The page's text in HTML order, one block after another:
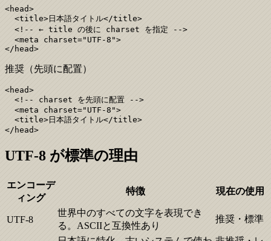
<head>
  <title>日本語タイトル</title>
  <!-- ← title の後に charset を指定 -->
  <meta charset="UTF-8">
</head>
推奨（先頭に配置）
<head>
  <!-- charset を先頭に配置 -->
  <meta charset="UTF-8">
  <title>日本語タイトル</title>
</head>
UTF-8 が標準の理由
エンコーデ
ィング
特徴 現在の使用
UTF-8
世界中のすべての文字を表現でき
る。ASCIIと互換性あり
推奨・標準